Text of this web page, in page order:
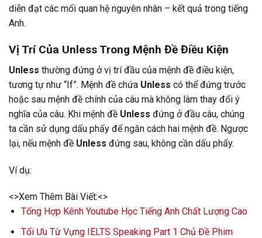
diễn đạt các mối quan hệ nguyên nhân – kết quả trong tiếng
Anh.
Vị Trí Của Unless Trong Mệnh Đề Điều Kiện
Unless thường đứng ở vị trí đầu của mệnh đề điều kiện,
tương tự như “If”. Mệnh đề chứa Unless có thể đứng trước
hoặc sau mệnh đề chính của câu mà không làm thay đổi ý
nghĩa của câu. Khi mệnh đề Unless đứng ở đầu câu, chúng
ta cần sử dụng dấu phẩy để ngăn cách hai mệnh đề. Ngược
lại, nếu mệnh đề Unless đứng sau, không cần dấu phẩy.
Ví dụ:
<>Xem Thêm Bài Viết:<>
Tổng Hợp Kênh Youtube Học Tiếng Anh Chất Lượng Cao
Tối Ưu Từ Vựng IELTS Speaking Part 1 Chủ Đề Phim